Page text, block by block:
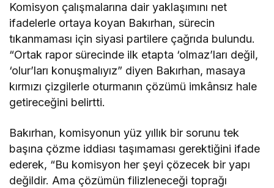
Komisyon çalışmalarına dair yaklaşımını net
ifadelerle ortaya koyan Bakırhan, sürecin
tıkanmaması için siyasi partilere çağrıda bulundu.
“Ortak rapor sürecinde ilk etapta ‘olmaz’ları değil,
‘olur’ları konuşmalıyız” diyen Bakırhan, masaya
kırmızı çizgilerle oturmanın çözümü imkânsız hale
getireceğini belirtti.
Bakırhan, komisyonun yüz yıllık bir sorunu tek
başına çözme iddiası taşımaması gerektiğini ifade
ederek, “Bu komisyon her şeyi çözecek bir yapı
değildir. Ama çözümün filizleneceği toprağı